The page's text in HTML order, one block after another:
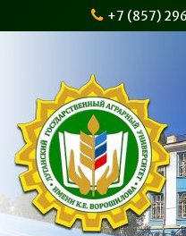
+7 (857)